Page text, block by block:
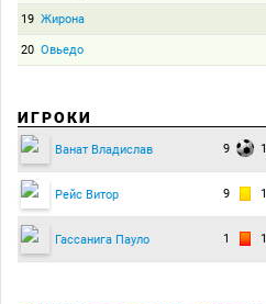
19 Жирона
20 Овьедо
ИГРОКИ
Ванат Владислав 9
Рейс Витор 9
Гассанига Пауло 1 1